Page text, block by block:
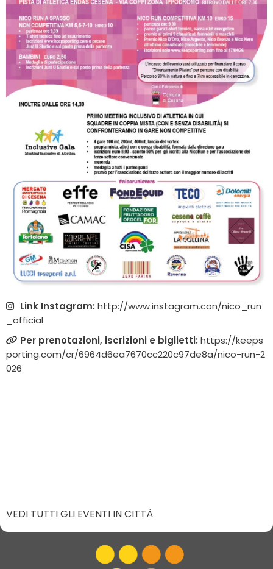
Link Instagram: http://www.instagram.con/nico_run
_official
Per prenotazioni, iscrizioni e biglietti: https://keeps
porting.com/cr/6964d6ea7670cc220c97de8a/nico-run-2
026
VEDI TUTTI GLI EVENTI IN CITTÀ